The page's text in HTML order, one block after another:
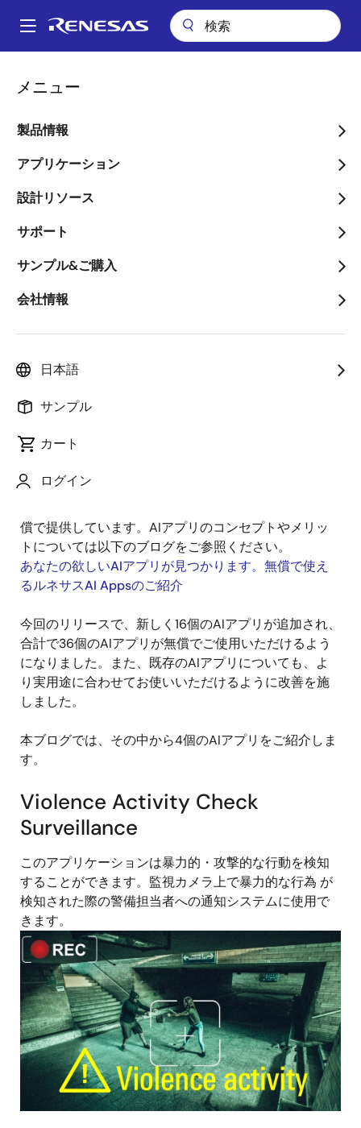
ン
Main
メニュー
製品情報
アプリケーション
設計リソース
サポート
サンプル&ご購入
会社情報
日本語
サンプル
カート
ログイン
パ
ン
く
ず
新しいAIアプリをチェックしよう！
新しいAIアプリをチェック
しよう！
画
DELARGE Alexandre
もAIに関わる機会が増えてきたのではないでしょう
ことに苦労されている方も多いと思います。
ルネサスエレクトロニクスでは、実際のAI用途に近い
償で提供しています。AIアプリのコンセプトやメリッ
トについては以下のブログをご参照ください。
あなたの欲しいAIアプリが見つかります。無償で使え
るルネサスAI Appsのご紹介
今回のリリースで、新しく16個のAIアプリが追加され、
合計で36個のAIアプリが無償でご使用いただけるよう
になりました。また、既存のAIアプリについても、よ
り実用途に合わせてお使いいただけるように改善を施
しました。
本ブログでは、その中から4個のAIアプリをご紹介しま
す。
Violence Activity Check
Surveillance
このアプリケーションは暴力的・攻撃的な行動を検知
することができます。監視カメラ上で暴力的な行為 が
検知された際の警備担当者への通知システムに使用で
きます。
画
像